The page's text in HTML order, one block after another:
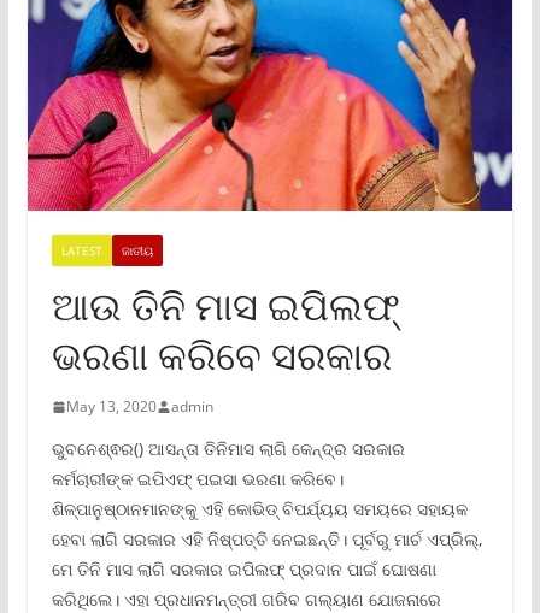
LATEST ଜାତୀୟ
ଆଉ ତିନି ମାସ ଇପିଲଫ୍
ଭରଣା କରିବେ ସରକାର
May 13, 2020 admin
ଭୁବନେଶ୍ଵର() ଆସନ୍ତା ତିନିମାସ ଲାଗି କେନ୍ଦ୍ର ସରକାର
କର୍ମଚାରୀଙ୍କ ଇପିଏଫ୍‌ ପଇସା ଭରଣା କରିବେ।
ଶିଳ୍ପାନୁଷ୍ଠାନମାନଙ୍କୁ ଏହି କୋଭିଡ୍‌ ବିପର୍ଯ୍ୟୟ ସମୟରେ ସହାୟକ
ହେବା ଲାଗି ସରକାର ଏହି ନିଷ୍ପତ୍ତି ନେଇଛନ୍ତି। ପୂର୍ବରୁ ମାର୍ଚ ଏପ୍ରିଲ୍‌,
ମେ ତିନି ମାସ ଲାଗି ସରକାର ଇପିଲଫ୍‌ ପ୍ରଦାନ ପାଇଁ ଘୋଷଣା
କରିଥିଲେ। ଏହା ପ୍ରଧାନମନ୍ତ୍ରୀ ଗରିବ ଗଲ୍ୟାଣ ଯୋଜନାରେ